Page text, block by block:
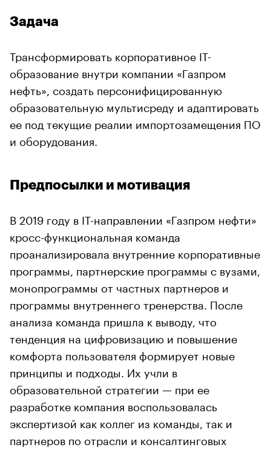
Задача
Трансформировать корпоративное IT-
образование внутри компании «Газпром
нефть», создать персонифицированную
образовательную мультисреду и адаптировать
ее под текущие реалии импортозамещения ПО
и оборудования.
Предпосылки и мотивация
В 2019 году в IT-направлении «Газпром нефти»
кросс-функциональная команда
проанализировала внутренние корпоративные
программы, партнерские программы с вузами,
монопрограммы от частных партнеров и
программы внутреннего тренерства. После
анализа команда пришла к выводу, что
тенденция на цифровизацию и повышение
комфорта пользователя формирует новые
принципы и подходы. Их учли в
образовательной стратегии — при ее
разработке компания воспользовалась
экспертизой как коллег из команды, так и
партнеров по отрасли и консалтинговых